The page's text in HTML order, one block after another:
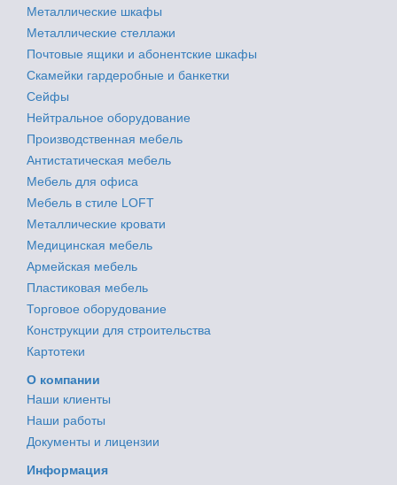
Металлические шкафы
Металлические стеллажи
Почтовые ящики и абонентские шкафы
Скамейки гардеробные и банкетки
Сейфы
Нейтральное оборудование
Производственная мебель
Антистатическая мебель
Мебель для офиса
Мебель в стиле LOFT
Металлические кровати
Медицинская мебель
Армейская мебель
Пластиковая мебель
Торговое оборудование
Конструкции для строительства
Картотеки
О компании
Наши клиенты
Наши работы
Документы и лицензии
Информация